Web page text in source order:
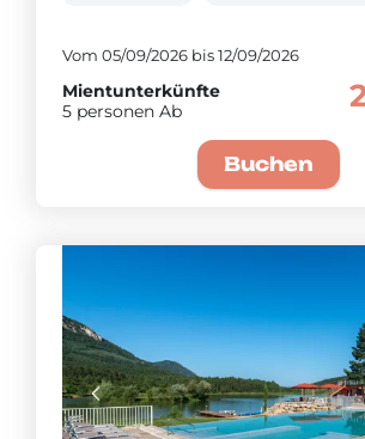
Vom 05/09/2026 bis 12/09/2026
Mientunterkünfte
5 personen Ab
Buchen